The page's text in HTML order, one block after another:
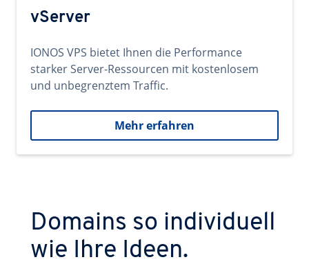
vServer
IONOS VPS bietet Ihnen die Performance
starker Server-Ressourcen mit kostenlosem
und unbegrenztem Traffic.
Mehr erfahren
Domains so individuell
wie Ihre Ideen.